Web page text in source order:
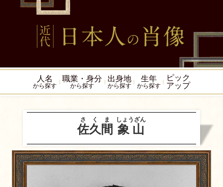
人名
から探す
職業・身分
から探す
出身地
から探す
生年
から探す
ピック
アップ
佐久間
さくま
象山
しょうざん